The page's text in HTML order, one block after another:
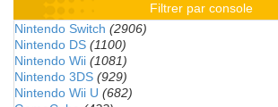
Filtrer par console
Nintendo Switch (2906)
Nintendo DS (1100)
Nintendo Wii (1081)
Nintendo 3DS (929)
Nintendo Wii U (682)